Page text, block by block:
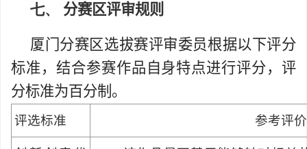
七、 分赛区评审规则
厦门分赛区选拔赛评审委员根据以下评分
标准，结合参赛作品自身特点进行评分，评
分标准为百分制。
评选标准 参考评价